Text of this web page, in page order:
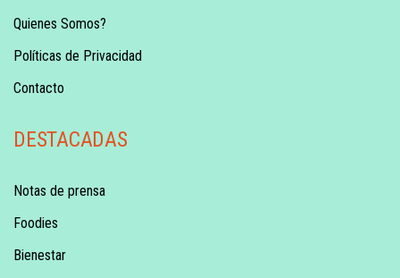
Quienes Somos?
Políticas de Privacidad
Contacto
DESTACADAS
Notas de prensa
Foodies
Bienestar